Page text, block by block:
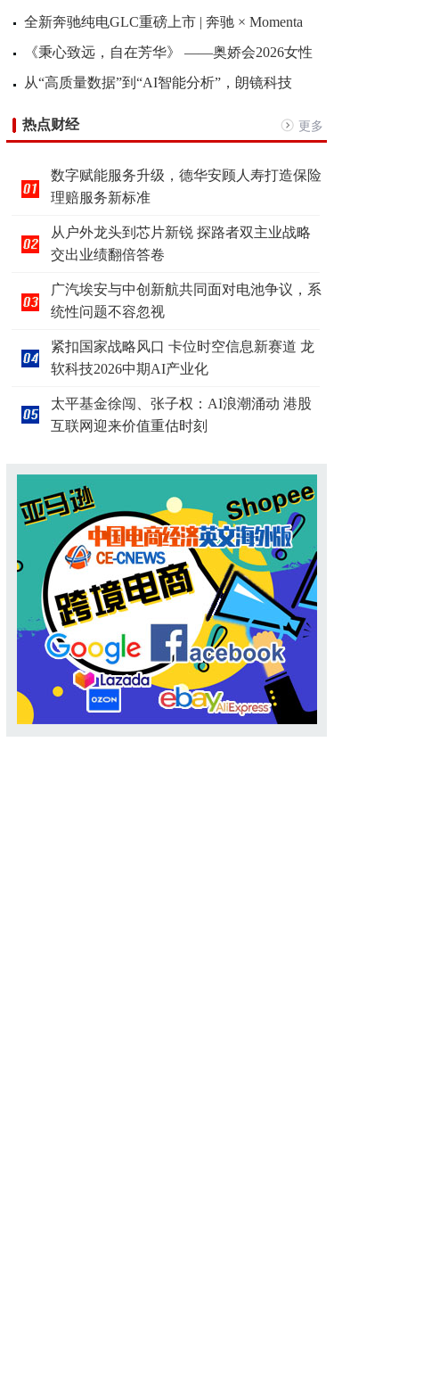
全新奔驰纯电GLC重磅上市 | 奔驰 × Momenta
《秉心致远，自在芳华》 ——奥娇会2026女性
从“高质量数据”到“AI智能分析”，朗镜科技
热点财经 更多
数字赋能服务升级，德华安顾人寿打造保险
理赔服务新标准
从户外龙头到芯片新锐 探路者双主业战略
交出业绩翻倍答卷
广汽埃安与中创新航共同面对电池争议，系
统性问题不容忽视
紧扣国家战略风口 卡位时空信息新赛道 龙
软科技2026中期AI产业化
太平基金徐闯、张子权：AI浪潮涌动 港股
互联网迎来价值重估时刻